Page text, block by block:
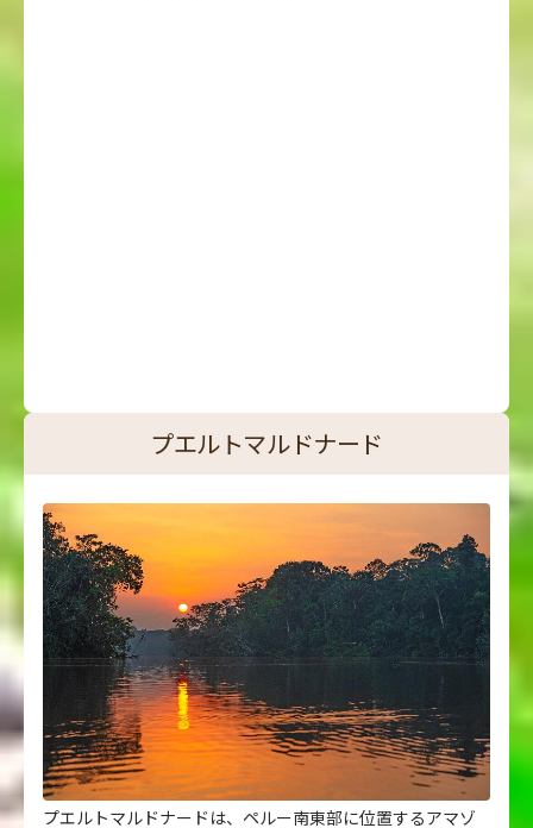
プエルトマルドナード
プエルトマルドナードは、ペルー南東部に位置するアマゾ